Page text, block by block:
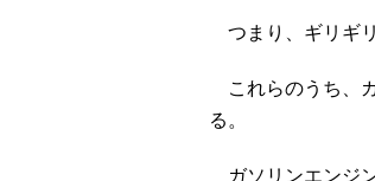
つまり、ギリギ
これらのうち、
る。
ガソリンエンジ